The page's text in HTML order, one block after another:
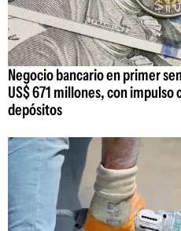
Negocio bancario en primer
US$ 671 millones, con
depósitos